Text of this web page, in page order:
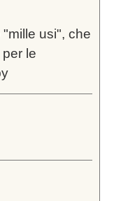
usi", che
le